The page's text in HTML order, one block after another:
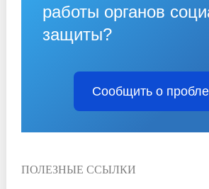
работы органов
защиты?
Сообщить о
ПОЛЕЗНЫЕ ССЫЛКИ